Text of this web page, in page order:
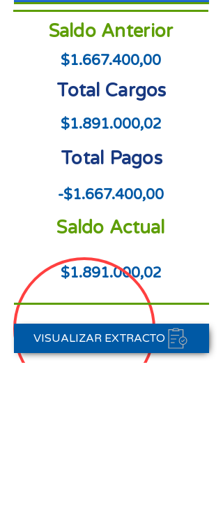
Saldo Anterior
$1.667.400,00
Total Cargos
$1.891.000,02
Total Pagos
-$1.667.400,00
Saldo Actual
$1.891.000,02
VISUALIZAR EXTRACTO